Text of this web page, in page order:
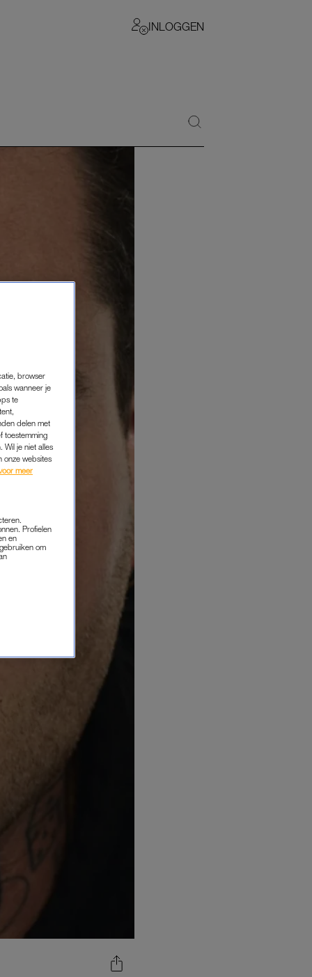
INLOGGEN
browser
wanneer je
te
delen met
toestemming
Wil je niet alles
onze websites
meer
Profielen
en
om